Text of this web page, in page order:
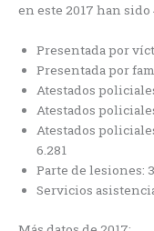
en este 2017 han sido
Presentada por
Presentada por
Atestados
Atestados
Atestados
6.281
Parte de lesiones:
Servicios